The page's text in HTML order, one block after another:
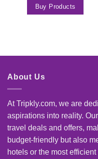
Buy Products
About Us
At Tripkly.com, we are
aspirations into reality.
travel deals and offers,
budget-friendly but also
hotels or the most